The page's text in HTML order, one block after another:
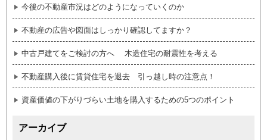
今後の不動産市況はどのようになっていくのか
不動産の広告や図面はしっかり確認してますか？
中古戸建てをご検討の方へ 木造住宅の耐震性を考える
不動産購入後に賃貸住宅を退去 引っ越し時の注意点！
資産価値の下がりづらい土地を購入するための5つのポイント
アーカイブ